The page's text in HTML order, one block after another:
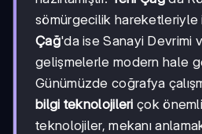
sömürgecilik hareketleriyle
Çağ'da ise Sanayi Devrimi
gelişmelerle modern hale
Günümüzde coğrafya
bilgi teknolojileri çok
teknolojiler, mekanı